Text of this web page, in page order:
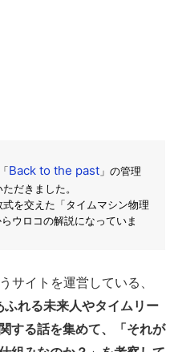
Back to the past 」の管理
だきました。
を交えた「タイムマシン物理
ウロコの解説になっていま
サイトを運営している、
ふれる未来人やタイムリー
する話を集めて、「それが